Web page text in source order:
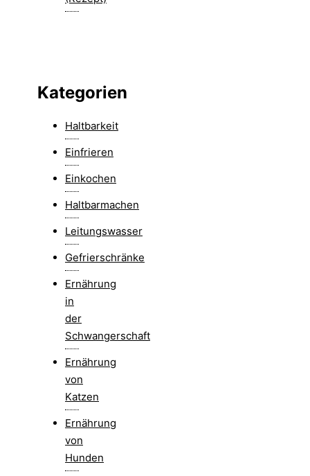
Kategorien
Haltbarkeit
Einfrieren
Einkochen
Haltbarmachen
Leitungswasser
Gefrierschränke
Ernährung
in
der
Schwangerschaft
Ernährung
von
Katzen
Ernährung
von
Hunden